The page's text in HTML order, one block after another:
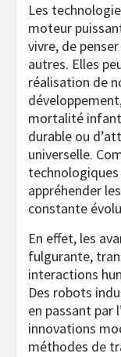
Les
moteur
vivre, de
autres. Elles
réalisation de
mortalité
durable ou
universelle.
appréhender
constante
En effet, les
fulgurante,
interactions
Des robots
en passant par
innovations
méthodes de